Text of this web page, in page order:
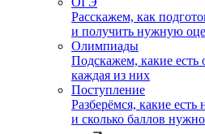
Расскажем, как
и получить нужную
Олимпиады
Подскажем, какие есть
каждая из них
Поступление
Разберёмся, какие есть
и сколько баллов нужно